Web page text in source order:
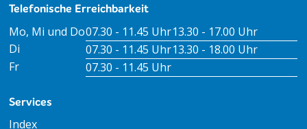
Telefonische Erreichbarkeit
Tag Öffnungszeiten VormittagÖffnungszeiten
Mo, Mi und Do07.30 - 11.45 Uhr13.30 - 17.00 Uhr
Di
07.30 - 11.45 Uhr13.30 - 18.00 Uhr
Fr
07.30 - 11.45 Uhr
Services
Index